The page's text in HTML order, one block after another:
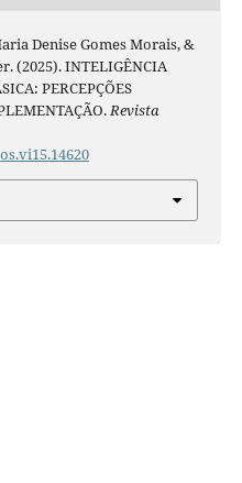
Denise Gomes Morais, &
(2025). INTELIGÊNCIA
PERCEPÇÕES
Revista